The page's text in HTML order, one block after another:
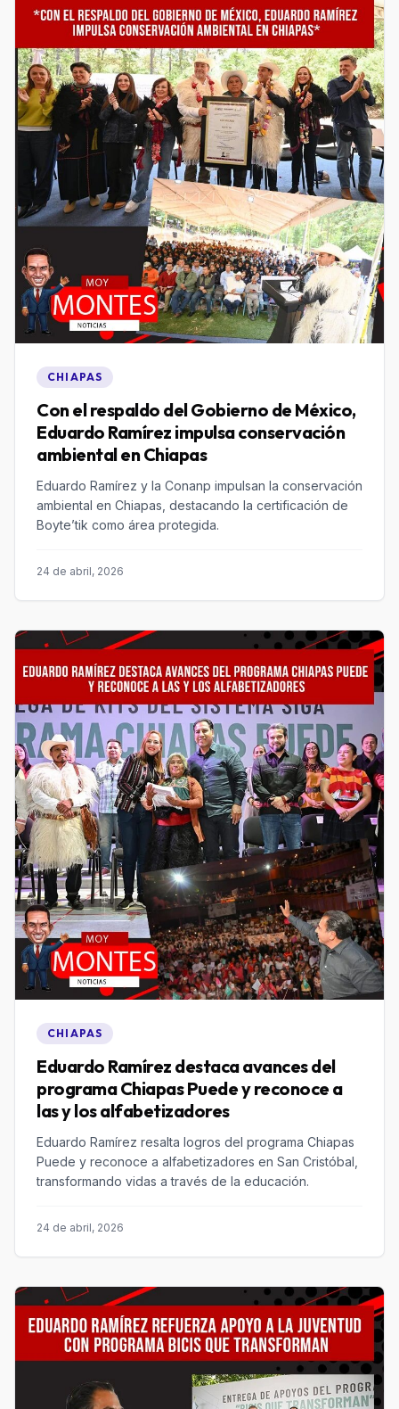
CHIAPAS
Con el respaldo del Gobierno de México,
Eduardo Ramírez impulsa conservación
ambiental en Chiapas
Eduardo Ramírez y la Conanp impulsan la conservación
ambiental en Chiapas, destacando la certificación de
Boyte’tik como área protegida.
24 de abril, 2026
CHIAPAS
Eduardo Ramírez destaca avances del
programa Chiapas Puede y reconoce a
Eduardo Ramírez resalta logros del programa Chiapas
Puede y reconoce a alfabetizadores en San Cristóbal,
transformando vidas a través de la educación.
24 de abril, 2026